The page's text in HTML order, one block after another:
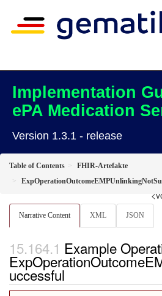
Implementation
ePA Medication
Version 1.3.1 - release
Table of Contents
FHIR-Artefakte
Narrative Content XML JSON
Example
uccessful